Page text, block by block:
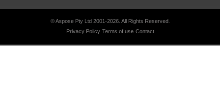
© Aspose Pty Ltd 2001-2026. All Rights Reserved.
Privacy Policy Terms of use Contact